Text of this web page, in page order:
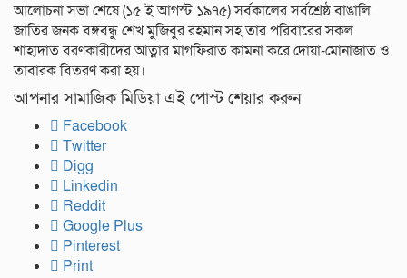
আলোচনা সভা শেষে (১৫ ই আগস্ট ১৯৭৫) সর্বকালের সর্বশ্রেষ্ঠ বাঙালি
জাতির জনক বঙ্গবন্ধু শেখ মুজিবুর রহমান সহ তার পরিবারের সকল
শাহাদাত বরণকারীদের আত্নার মাগফিরাত কামনা করে দোয়া-মোনাজাত ও
তাবারক বিতরণ করা হয়।
আপনার সামাজিক মিডিয়া এই পোস্ট শেয়ার করুন
Facebook
Twitter
Digg
Linkedin
Reddit
Google Plus
Pinterest
Print